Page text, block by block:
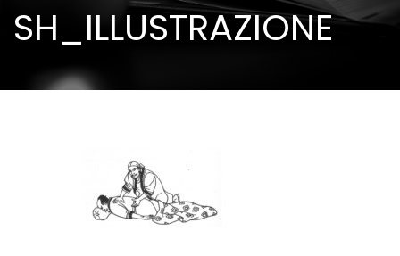
SH_ILLUSTRAZIONE